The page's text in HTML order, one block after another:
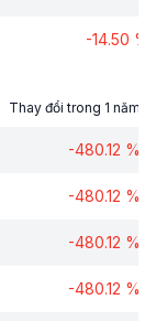
-14.50 %
Thay đổi trong 1 năm
-480.12 %
-480.12 %
-480.12 %
-480.12 %